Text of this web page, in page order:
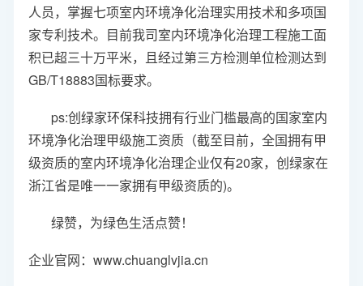
人员，掌握七项室内环境净化治理实用技术和多项国
家专利技术。目前我司室内环境净化治理工程施工面
积已超三十万平米，且经过第三方检测单位检测达到
GB/T18883国标要求。
ps:创绿家环保科技拥有行业门槛最高的国家室内
环境净化治理甲级施工资质（截至目前，全国拥有甲
级资质的室内环境净化治理企业仅有20家，创绿家在
浙江省是唯一一家拥有甲级资质的)。
绿赞，为绿色生活点赞！
企业官网： www.chuanglvjia.cn